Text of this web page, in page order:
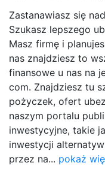
Zastanawiasz się
Szukasz lepszego
Masz firmę i
nas znajdziesz to
finansowe u nas na
com. Znajdziesz tu
pożyczek, ofert
naszym portalu
inwestycyjne, takie
inwestycji
przez na... pokaż